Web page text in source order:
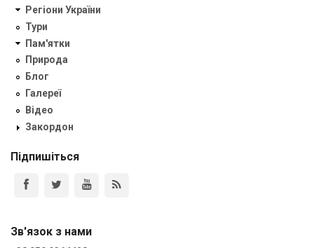
Регіони України
Тури
Пам'ятки
Природа
Блог
Галереї
Відео
Закордон
Підпишіться
Зв'язок з нами